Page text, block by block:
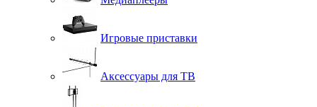
Игровые приставки
Аксессуары для ТВ